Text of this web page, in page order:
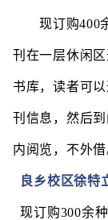
现订购400
刊在一层休闲
书库，读者可
刊信息，然后
内阅览，不外借
良乡校区徐特
现订购300余